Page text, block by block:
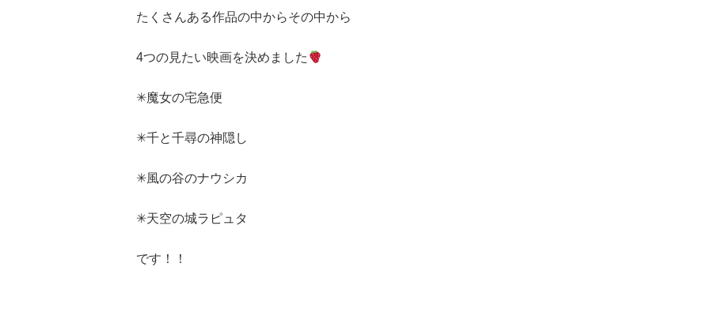
たくさんある作品の中からその中から
4つの見たい映画を決めました
✳︎魔女の宅急便
✳︎千と千尋の神隠し
✳︎風の谷のナウシカ
✳︎天空の城ラピュタ
です！！